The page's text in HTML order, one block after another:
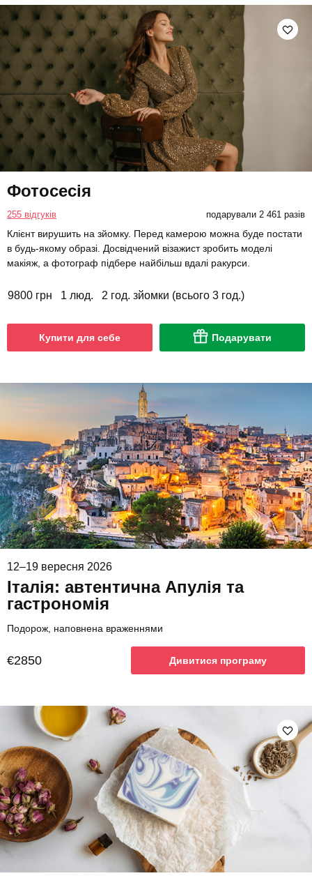
Фотосесія
255 відгуків подарували 2 461 разів
Клієнт вирушить на зйомку. Перед камерою можна буде постати
в будь-якому образі. Досвідчений візажист зробить моделі
макіяж, а фотограф підбере найбільш вдалі ракурси.
9800 грн 1 люд. 2 год. зйомки (всього 3 год.)
Купити для себе Подарувати
12–19 вересня 2026
Італія: автентична Апулія та
гастрономія
Подорож, наповнена враженнями
€2850 Дивитися програму